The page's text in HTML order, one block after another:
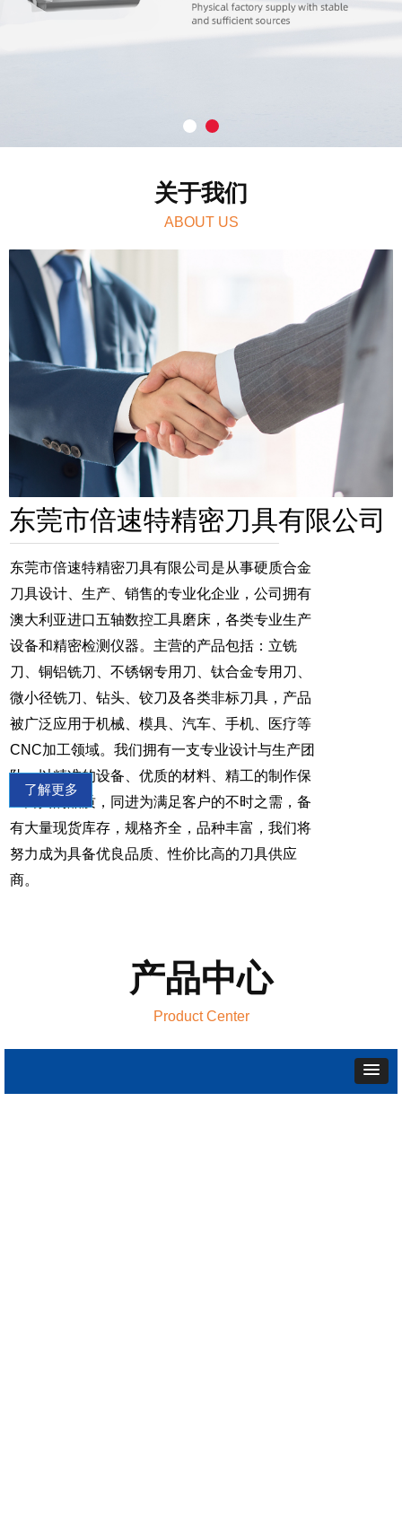
关于我们
ABOUT US
东莞市倍速特精密刀具有限公司是从事硬质合金
刀具设计、生产、销售的专业化企业，公司拥有
澳大利亚进口五轴数控工具磨床，各类专业生产
设备和精密检测仪器。主营的产品包括：立铣
刀、铜铝铣刀、不锈钢专用刀、钛合金专用刀、
微小径铣刀、钻头、铰刀及各类非标刀具，产品
被广泛应用于机械、模具、汽车、手机、医疗等
CNC加工领域。我们拥有一支专业设计与生产团
队，以精准的设备、优质的材料、精工的制作保
证刀具的品质，同进为满足客户的不时之需，备
有大量现货库存，规格齐全，品种丰富，我们将
努力成为具备优良品质、性价比高的刀具供应
商。
东莞市倍速特精密刀具有限公司
了解更多
产品中心
Product Center